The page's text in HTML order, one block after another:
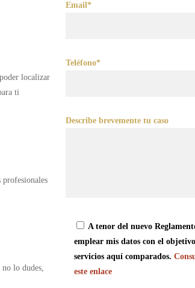
localizar
ti
profesionales
lo dudes,
Email*
Teléfono*
Describe brevemente tu caso
A tenor del nuevo
emplear mis datos con el
servicios aquí comparados.
este enlace